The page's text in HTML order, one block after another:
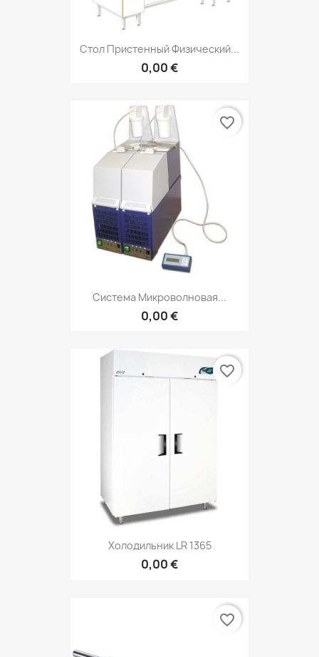
Стол Пристенный Физический...
0,00 €
Система Микроволновая...
0,00 €
favorite_border
Холодильник LR 1365
0,00 €
favorite_border
favorite_border